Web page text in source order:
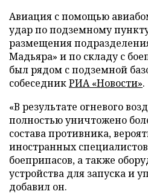
Авиация с помощью
удар по подземному
размещения
Мадьяра» и по складу с
был рядом с подземной
собеседникРИА «Новости».
«В результате огневого
полностью уничтожено
состава противника,
иностранных
боеприпасов, а также
устройства для запуска и
добавил он.